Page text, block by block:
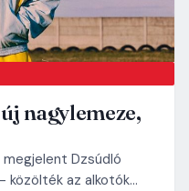
nagylemeze,
Dzsúdló
közölték az alkotók…